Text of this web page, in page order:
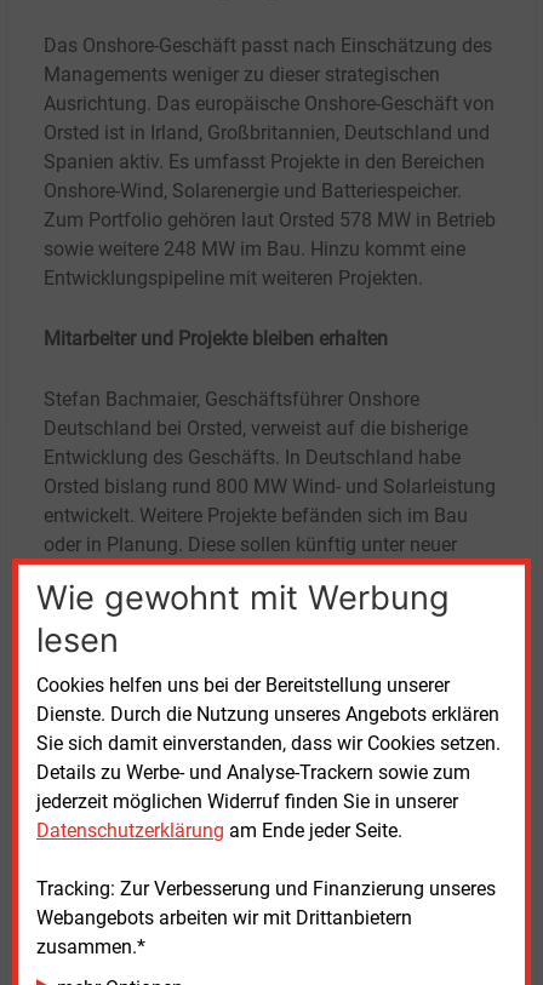
Wie gewohnt mit Werbung
lesen
Cookies helfen uns bei der Bereitstellung unserer
Dienste. Durch die Nutzung unseres Angebots erklären
Sie sich damit einverstanden, dass wir Cookies setzen.
Details zu Werbe- und Analyse-Trackern sowie zum
jederzeit möglichen Widerruf finden Sie in unserer
Datenschutzerklärung am Ende jeder Seite.
Tracking: Zur Verbesserung und Finanzierung unseres
Webangebots arbeiten wir mit Drittanbietern
zusammen.*
Das Onshore-Geschäft passt nach Einschätzung des
Managements weniger zu dieser strategischen
Ausrichtung. Das europäische Onshore-Geschäft von
Orsted ist in Irland, Großbritannien, Deutschland und
Spanien aktiv. Es umfasst Projekte in den Bereichen
Onshore-Wind, Solarenergie und Batteriespeicher.
Zum Portfolio gehören laut Orsted 578 MW in Betrieb
sowie weitere 248 MW im Bau. Hinzu kommt eine
Entwicklungspipeline mit weiteren Projekten.
Mitarbeiter und Projekte bleiben erhalten
Stefan Bachmaier, Geschäftsführer Onshore
Deutschland bei Orsted, verweist auf die bisherige
Entwicklung des Geschäfts. In Deutschland habe
Orsted bislang rund 800 MW Wind- und Solarleistung
entwickelt. Weitere Projekte befänden sich im Bau
oder in Planung. Diese sollen künftig unter neuer
Auch Kieran White, Senior Vice President Europa
Onshore bei Orsted, sieht in dem Eigentümerwechsel
Chancen für weiteres Wachstum. „Mit CIP als neuem
Eigentümer soll die Entwicklungspipeline
beschleunigt werden“, sagte er. In den kommenden
Monaten werden ein neuer Firmenname und eine
neue Marke für das europäische Onshore-Geschäft
vorgestellt. Unverändert blieben Mitarbeitende,
CIP ergänzt Portfolio